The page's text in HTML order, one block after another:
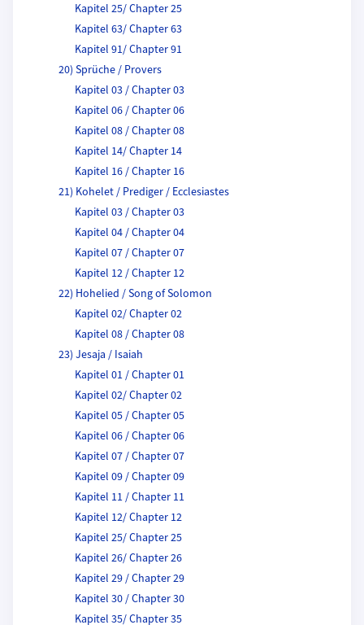
Kapitel 25/ Chapter 25
Kapitel 63/ Chapter 63
Kapitel 91/ Chapter 91
20) Sprüche / Provers
Kapitel 03 / Chapter 03
Kapitel 06 / Chapter 06
Kapitel 08 / Chapter 08
Kapitel 14/ Chapter 14
Kapitel 16 / Chapter 16
21) Kohelet / Prediger / Ecclesiastes
Kapitel 03 / Chapter 03
Kapitel 04 / Chapter 04
Kapitel 07 / Chapter 07
Kapitel 12 / Chapter 12
22) Hohelied / Song of Solomon
Kapitel 02/ Chapter 02
Kapitel 08 / Chapter 08
23) Jesaja / Isaiah
Kapitel 01 / Chapter 01
Kapitel 02/ Chapter 02
Kapitel 05 / Chapter 05
Kapitel 06 / Chapter 06
Kapitel 07 / Chapter 07
Kapitel 09 / Chapter 09
Kapitel 11 / Chapter 11
Kapitel 12/ Chapter 12
Kapitel 25/ Chapter 25
Kapitel 26/ Chapter 26
Kapitel 29 / Chapter 29
Kapitel 30 / Chapter 30
Kapitel 35/ Chapter 35